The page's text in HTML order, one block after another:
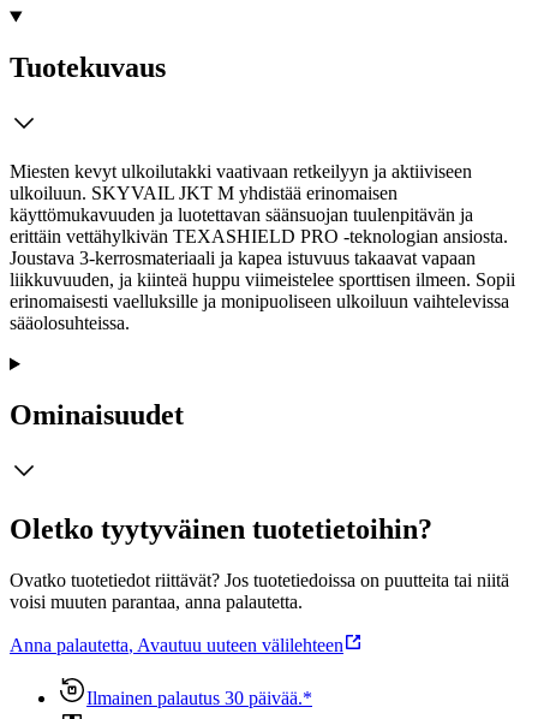
Tuotekuvaus
Miesten kevyt ulkoilutakki vaativaan retkeilyyn ja aktiiviseen
ulkoiluun. SKYVAIL JKT M yhdistää erinomaisen
käyttömukavuuden ja luotettavan säänsuojan tuulenpitävän ja
erittäin vettähylkivän TEXASHIELD PRO -teknologian ansiosta.
Joustava 3-kerrosmateriaali ja kapea istuvuus takaavat vapaan
liikkuvuuden, ja kiinteä huppu viimeistelee sporttisen ilmeen. Sopii
erinomaisesti vaelluksille ja monipuoliseen ulkoiluun vaihtelevissa
sääolosuhteissa.
Ominaisuudet
Oletko tyytyväinen tuotetietoihin?
Ovatko tuotetiedot riittävät? Jos tuotetiedoissa on puutteita tai niitä
voisi muuten parantaa, anna palautetta.
Anna palautetta, Avautuu uuteen välilehteen
Ilmainen palautus 30 päivää.*